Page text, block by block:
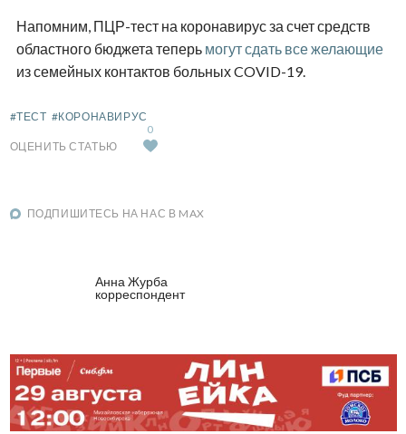
Напомним, ПЦР-тест на коронавирус за счет средств
областного бюджета теперь могут сдать все желающие
из семейных контактов больных COVID-19.
#ТЕСТ #КОРОНАВИРУС
ОЦЕНИТЬ СТАТЬЮ
0
ПОДПИШИТЕСЬ НА НАС В MAX
Анна Журба
корреспондент